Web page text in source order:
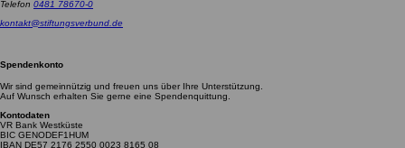
Telefon 0481 78670-0
kontakt
_at_
stiftungsverbund.de
Spendenkonto
Wir sind gemeinnützig und freuen uns über Ihre Unterstützung.
Auf Wunsch erhalten Sie gerne eine Spendenquittung.
Kontodaten
VR Bank Westküste
BIC GENODEF1HUM
IBAN DE57 2176 2550 0023 8165 08